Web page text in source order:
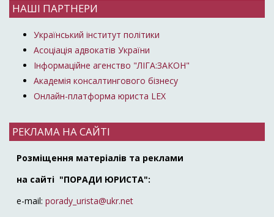
НАШІ ПАРТНЕРИ
Український інститут політики
Асоціація адвокатів України
Інформаційне агенство "ЛІГА:ЗАКОН"
Академія консалтингового бізнесу
Онлайн-платформа юриста LEX
РЕКЛАМА НА САЙТІ
Розміщення матеріалів та реклами
на сайті "ПОРАДИ ЮРИСТА":
e-mail: porady_urista@ukr.net